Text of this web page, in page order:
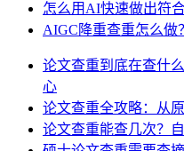
怎么用AI快速做出符
AIGC降重查重怎么做
论文查重到底在查什
心
论文查重全攻略：从
论文查重能查几次？